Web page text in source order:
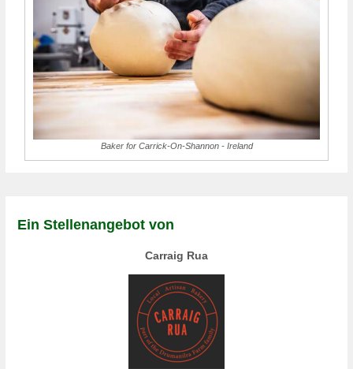
Baker for Carrick-On-Shannon - Ireland
Ein Stellenangebot von
Carraig Rua